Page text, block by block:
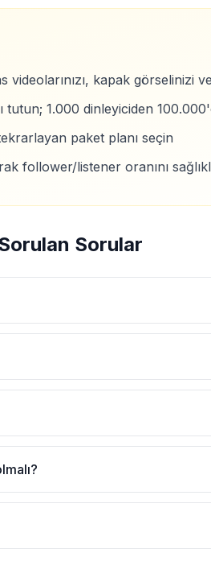
kapak görselinizi
tutun; 1.000 dinleyiciden
paket planı seçin
follower/listener oranını
Sorular